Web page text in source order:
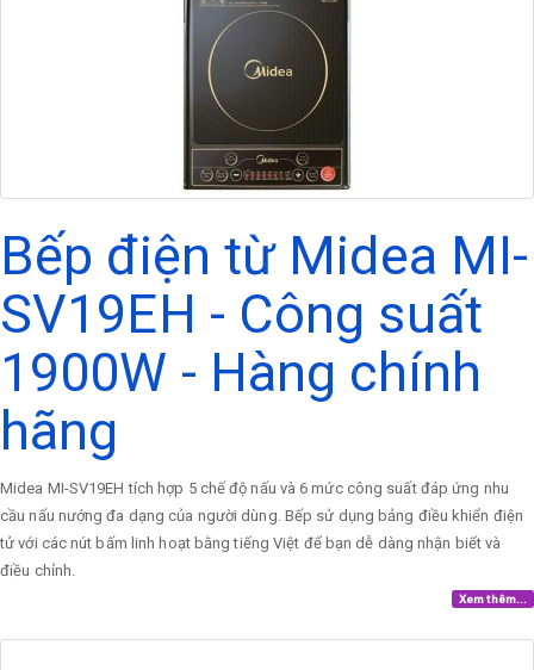
Bếp điện từ Midea MI-
SV19EH - Công suất
1900W - Hàng chính
hãng
Midea MI-SV19EH tích hợp 5 chế độ nấu và 6 mức công suất đáp ứng nhu
cầu nấu nướng đa dạng của người dùng. Bếp sử dụng bảng điều khiển điện
tử với các nút bấm linh hoạt bằng tiếng Việt để bạn dễ dàng nhận biết và
điều chỉnh.
Xem thêm...